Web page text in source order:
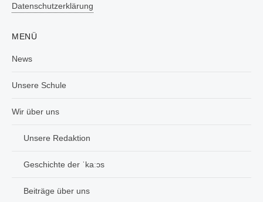
Datenschutzerklärung
MENÜ
News
Unsere Schule
Wir über uns
Unsere Redaktion
Geschichte der ˈkaːɔs
Beiträge über uns